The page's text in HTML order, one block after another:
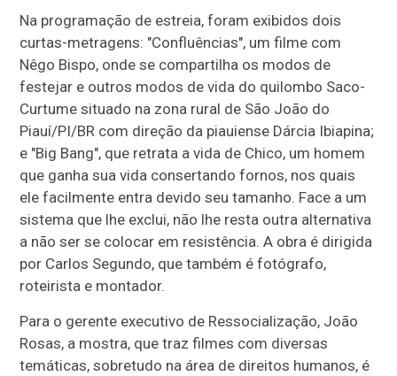
Na programação de estreia, foram exibidos dois
curtas-metragens: "Confluências", um filme com
Nêgo Bispo, onde se compartilha os modos de
festejar e outros modos de vida do quilombo Saco-
Curtume situado na zona rural de São João do
Piauí/PI/BR com direção da piauiense Dárcia Ibiapina;
e "Big Bang", que retrata a vida de Chico, um homem
que ganha sua vida consertando fornos, nos quais
ele facilmente entra devido seu tamanho. Face a um
sistema que lhe exclui, não lhe resta outra alternativa
a não ser se colocar em resistência. A obra é dirigida
por Carlos Segundo, que também é fotógrafo,
roteirista e montador.
Para o gerente executivo de Ressocialização, João
Rosas, a mostra, que traz filmes com diversas
temáticas, sobretudo na área de direitos humanos, é